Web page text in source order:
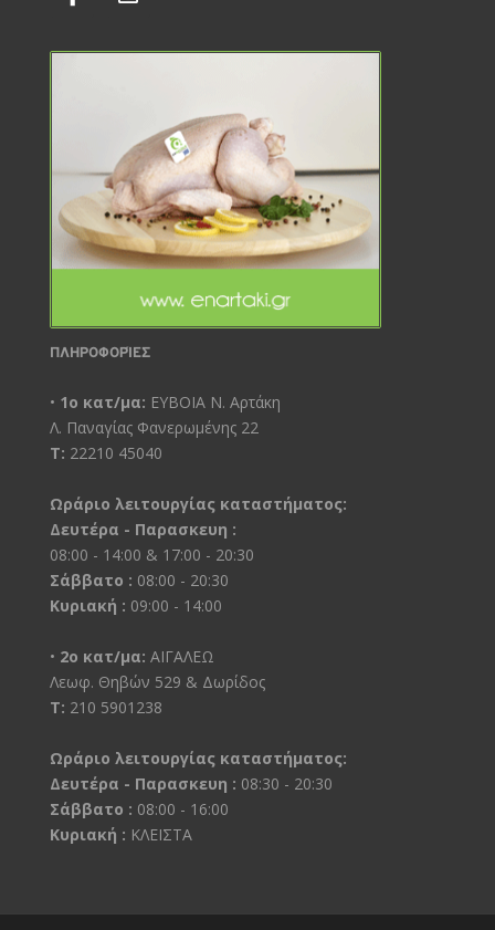
ΠΛΗΡΟΦΟΡΊΕΣ
• 1ο κατ/μα: ΕΥΒΟΙΑ Ν. Αρτάκη
Λ. Παναγίας Φανερωμένης 22
Τ: 22210 45040
Ωράριο λειτουργίας καταστήματος:
Δευτέρα - Παρασκευη :
08:00 - 14:00 & 17:00 - 20:30
Σάββατο : 08:00 - 20:30
Κυριακή : 09:00 - 14:00
• 2ο κατ/μα: ΑΙΓΑΛΕΩ
Λεωφ. Θηβών 529 & Δωρίδος
Τ: 210 5901238
Ωράριο λειτουργίας καταστήματος:
Δευτέρα - Παρασκευη : 08:30 - 20:30
Σάββατο : 08:00 - 16:00
Κυριακή : ΚΛΕΙΣΤΑ